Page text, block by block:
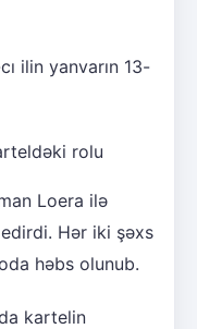
ilin yanvarın 13-
rolu
Loera ilə
Hər iki şəxs
həbs olunub.
kartelin